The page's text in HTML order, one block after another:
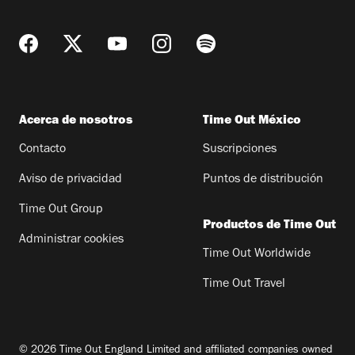
Acerca de nosotros
Contacto
Aviso de privacidad
Time Out Group
Administrar cookies
Time Out México
Suscripciones
Puntos de distribución
Productos de Time Out
Time Out Worldwide
Time Out Travel
© 2026 Time Out England Limited and affiliated companies owned